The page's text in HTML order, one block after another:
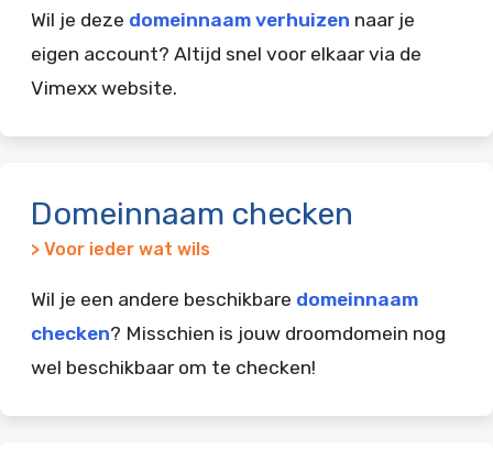
Wil je deze domeinnaam verhuizen naar je
eigen account? Altijd snel voor elkaar via de
Vimexx website.
Domeinnaam checken
> Voor ieder wat wils
Wil je een andere beschikbare domeinnaam
checken? Misschien is jouw droomdomein nog
wel beschikbaar om te checken!